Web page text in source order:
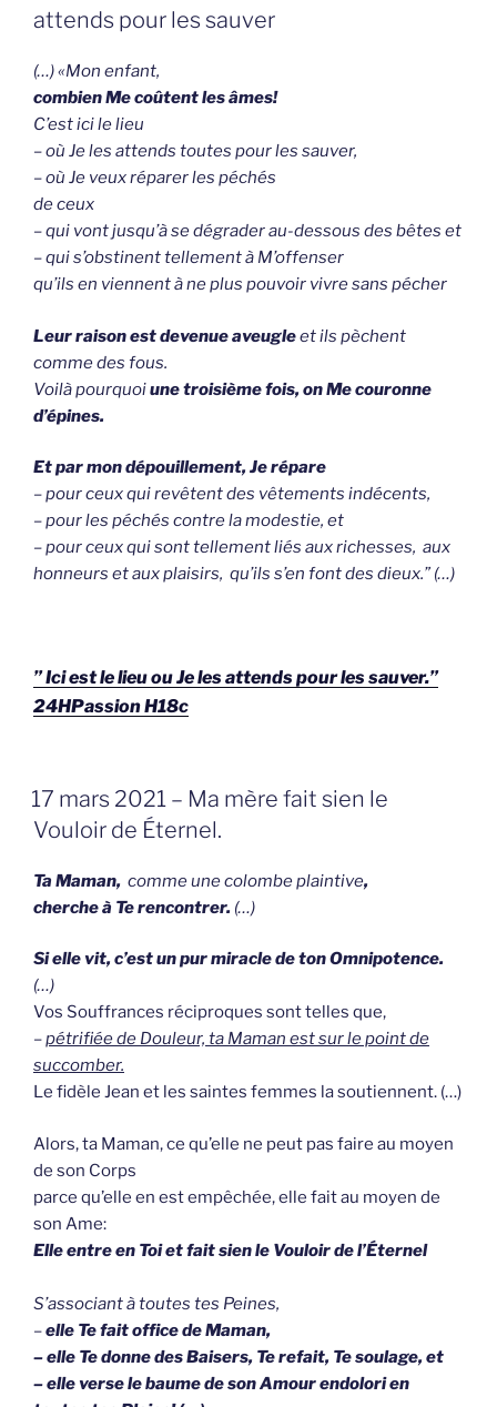
attends pour les sauver
(…) «Mon enfant,
combien Me coûtent les âmes!
C’est ici le lieu
– où Je les attends toutes pour les sauver,
– où Je veux réparer les péchés
de ceux
– qui vont jusqu’à se dégrader au-dessous des bêtes et
– qui s’obstinent tellement à M’offenser
qu’ils en viennent à ne plus pouvoir vivre sans pécher
Leur raison est devenue aveugleet ils pèchent
comme des fous.
Voilà pourquoiune troisième fois, on Me couronne
d’épines.
Et par mon dépouillement, Je répare
– pour ceux qui revêtent des vêtements indécents,
– pour les péchés contre la modestie, et
– pour ceux qui sont tellement liés aux richesses, aux
honneurs et aux plaisirs, qu’ils s’en font des dieux.” (…)
” Ici est le lieu ou Je les attends pour les sauver.”
24HPassion H18c
GEPLAATST
OP
17 mars 2021 – Ma mère fait sien le
Vouloir de Éternel.
Ta Maman, comme une colombe plaintive,
cherche à Te rencontrer. (…)
Si elle vit, c’est un pur miracle de ton Omnipotence.
(…)
Vos Souffrances réciproques sont telles que,
–pétrifiée de Douleur, ta Maman est sur le point de
succomber.
Le fidèle Jean et les saintes femmes la soutiennent. (…)
Alors, ta Maman, ce qu’elle ne peut pas faire au moyen
de son Corps
parce qu’elle en est empêchée, elle fait au moyen de
son Ame:
Elle entre en Toi et fait sien le Vouloir de l’Éternel
S’associant à toutes tes Peines,
–elle Te fait office de Maman,
– elle Te donne des Baisers, Te refait, Te soulage, et
– elle verse le baume de son Amour endolori en